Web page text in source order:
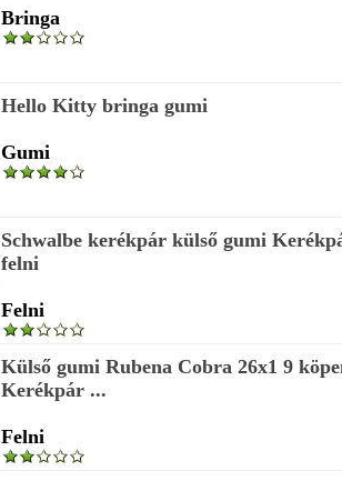
Bringa
Hello Kitty bringa gumi
Gumi
Schwalbe kerékpár külső gumi
felni
Felni
Külső gumi Rubena Cobra 26x1 9
Kerékpár ...
Felni